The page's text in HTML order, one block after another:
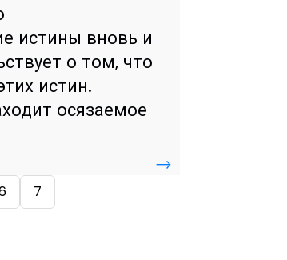
истины вновь и
о том, что
истин.
осязаемое
→
7